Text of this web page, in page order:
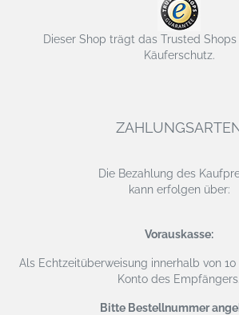
Dieser Shop trägt das Trusted
Käuferschutz.
Die Bezahlung des
kann erfolgen über:
Vorauskasse:
Als Echtzeitüberweisung innerhalb von
Konto des Empfängers.
Bitte Bestellnummer